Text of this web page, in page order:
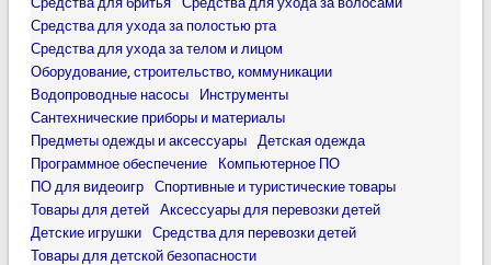
Средства для ухода за полостью рта
Средства для ухода за телом и лицом
Оборудование, строительство, коммуникации
Водопроводные насосы
Инструменты
Сантехнические приборы и материалы
Предметы одежды и аксессуары
Детская одежда
Программное обеспечение
Компьютерное ПО
ПО для видеоигр
Спортивные и туристические товары
Товары для детей
Аксессуары для перевозки детей
Детские игрушки
Средства для перевозки детей
Товары для детской безопасности